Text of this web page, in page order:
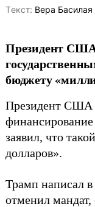
Tекст: Вера Басилая
Президент США
бюджету
Президент США
заявил, что
долларов».
Трамп написал
отменил